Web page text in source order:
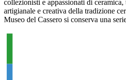
collezionisti e appassionati di ceramica,
artigianale e creativa della tradizione
Museo del Cassero si conserva una